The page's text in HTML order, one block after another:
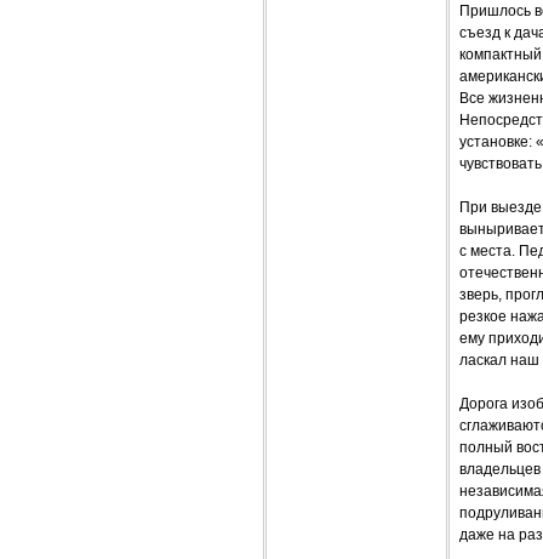
Пришлось
съезд к
Все
установке:
При выезде
с места.
зверь,
резкое
ему
ласкал наш
Дорога
полный
даже на